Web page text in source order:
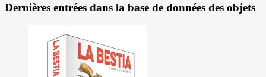
Dernières entrées dans la base de données des objets